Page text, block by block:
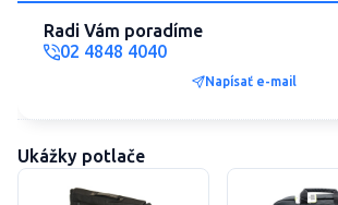
Radi Vám poradíme
02 4848 4040
Napísať e-mail
Ukážky potlače